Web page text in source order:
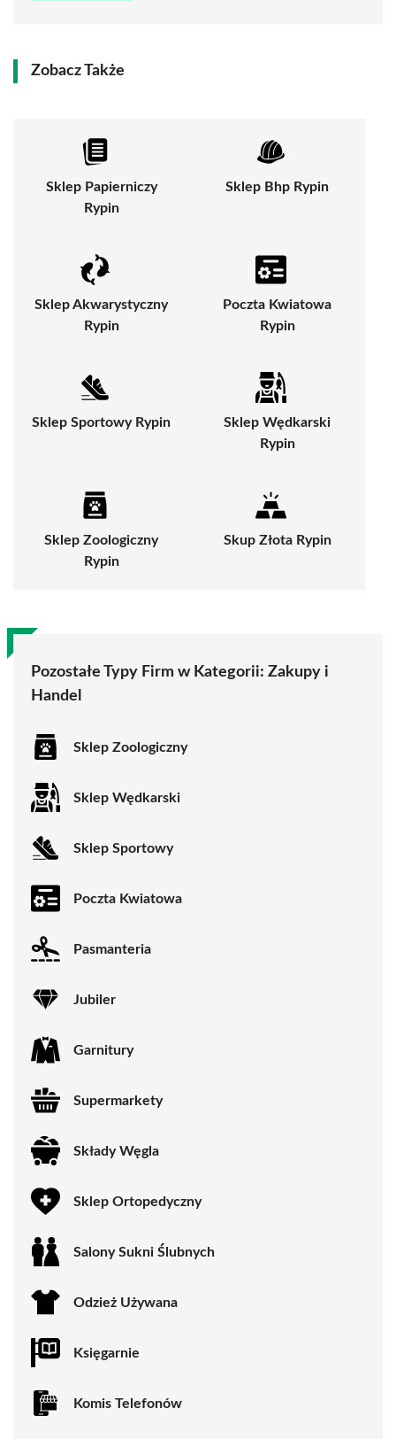
Zobacz Także
Sklep Papierniczy
Rypin
Sklep Bhp Rypin
Sklep Akwarystyczny
Rypin
Poczta Kwiatowa
Rypin
Sklep Sportowy Rypin
Sklep Wędkarski
Rypin
Sklep Zoologiczny
Rypin
Skup Złota Rypin
Pozostałe Typy Firm w Kategorii: Zakupy i
Handel
Sklep Zoologiczny
Sklep Wędkarski
Sklep Sportowy
Poczta Kwiatowa
Pasmanteria
Jubiler
Garnitury
Supermarkety
Składy Węgla
Sklep Ortopedyczny
Salony Sukni Ślubnych
Odzież Używana
Księgarnie
Komis Telefonów